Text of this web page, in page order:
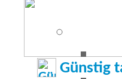
Günstig